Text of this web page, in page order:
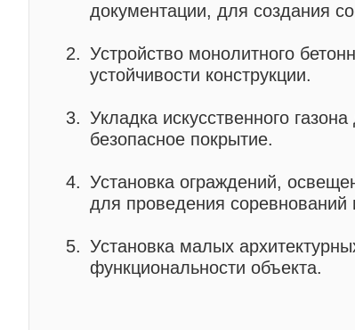
документации, для создания
Устройство монолитного
устойчивости конструкции.
Укладка искусственного
безопасное покрытие.
Установка ограждений,
для проведения соревнований
Установка малых
функциональности объекта.